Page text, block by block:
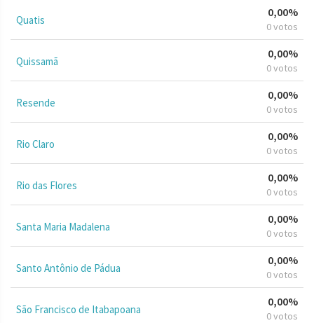
Quatis
0,00%
0 votos
Quissamã
0,00%
0 votos
Resende
0,00%
0 votos
Rio Claro
0,00%
0 votos
Rio das Flores
0,00%
0 votos
Santa Maria Madalena
0,00%
0 votos
Santo Antônio de Pádua
0,00%
0 votos
São Francisco de Itabapoana
0,00%
0 votos